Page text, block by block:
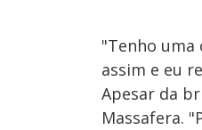
"Tenho uma
assim e eu
Apesar da
Massafera.